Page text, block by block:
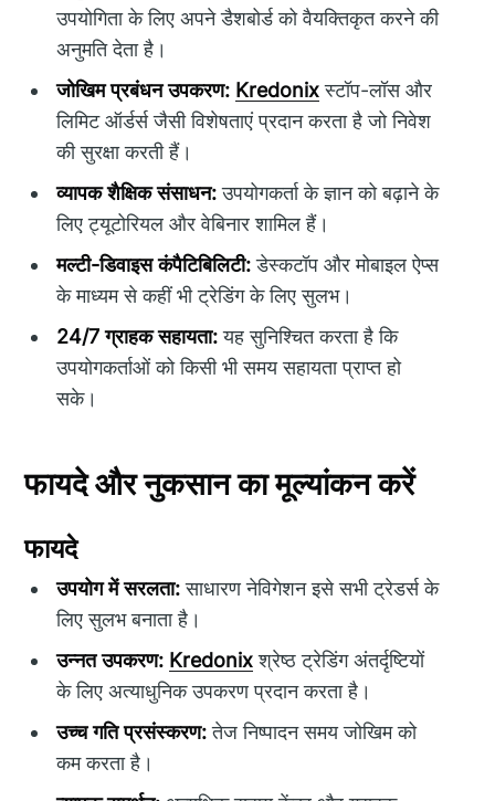
उपयोगिता के लिए अपने डैशबोर्ड को वैयक्तिकृत करने की
अनुमति देता है।
जोखिम प्रबंधन उपकरण: Kredonixस्टॉप-लॉस और
लिमिट ऑर्डर्स जैसी विशेषताएं प्रदान करता है जो निवेश
की सुरक्षा करती हैं।
व्यापक शैक्षिक संसाधन:उपयोगकर्ता के ज्ञान को बढ़ाने के
लिए ट्यूटोरियल और वेबिनार शामिल हैं।
मल्टी-डिवाइस कंपैटिबिलिटी:डेस्कटॉप और मोबाइल ऐप्स
के माध्यम से कहीं भी ट्रेडिंग के लिए सुलभ।
24/7 ग्राहक सहायता:यह सुनिश्चित करता है कि
उपयोगकर्ताओं को किसी भी समय सहायता प्राप्त हो
सके।
फायदे और नुकसान का मूल्यांकन करें
फायदे
उपयोग में सरलता:साधारण नेविगेशन इसे सभी ट्रेडर्स के
लिए सुलभ बनाता है।
उन्नत उपकरण: Kredonixश्रेष्ठ ट्रेडिंग अंतर्दृष्टियों
के लिए अत्याधुनिक उपकरण प्रदान करता है।
उच्च गति प्रसंस्करण:तेज निष्पादन समय जोखिम को
कम करता है।